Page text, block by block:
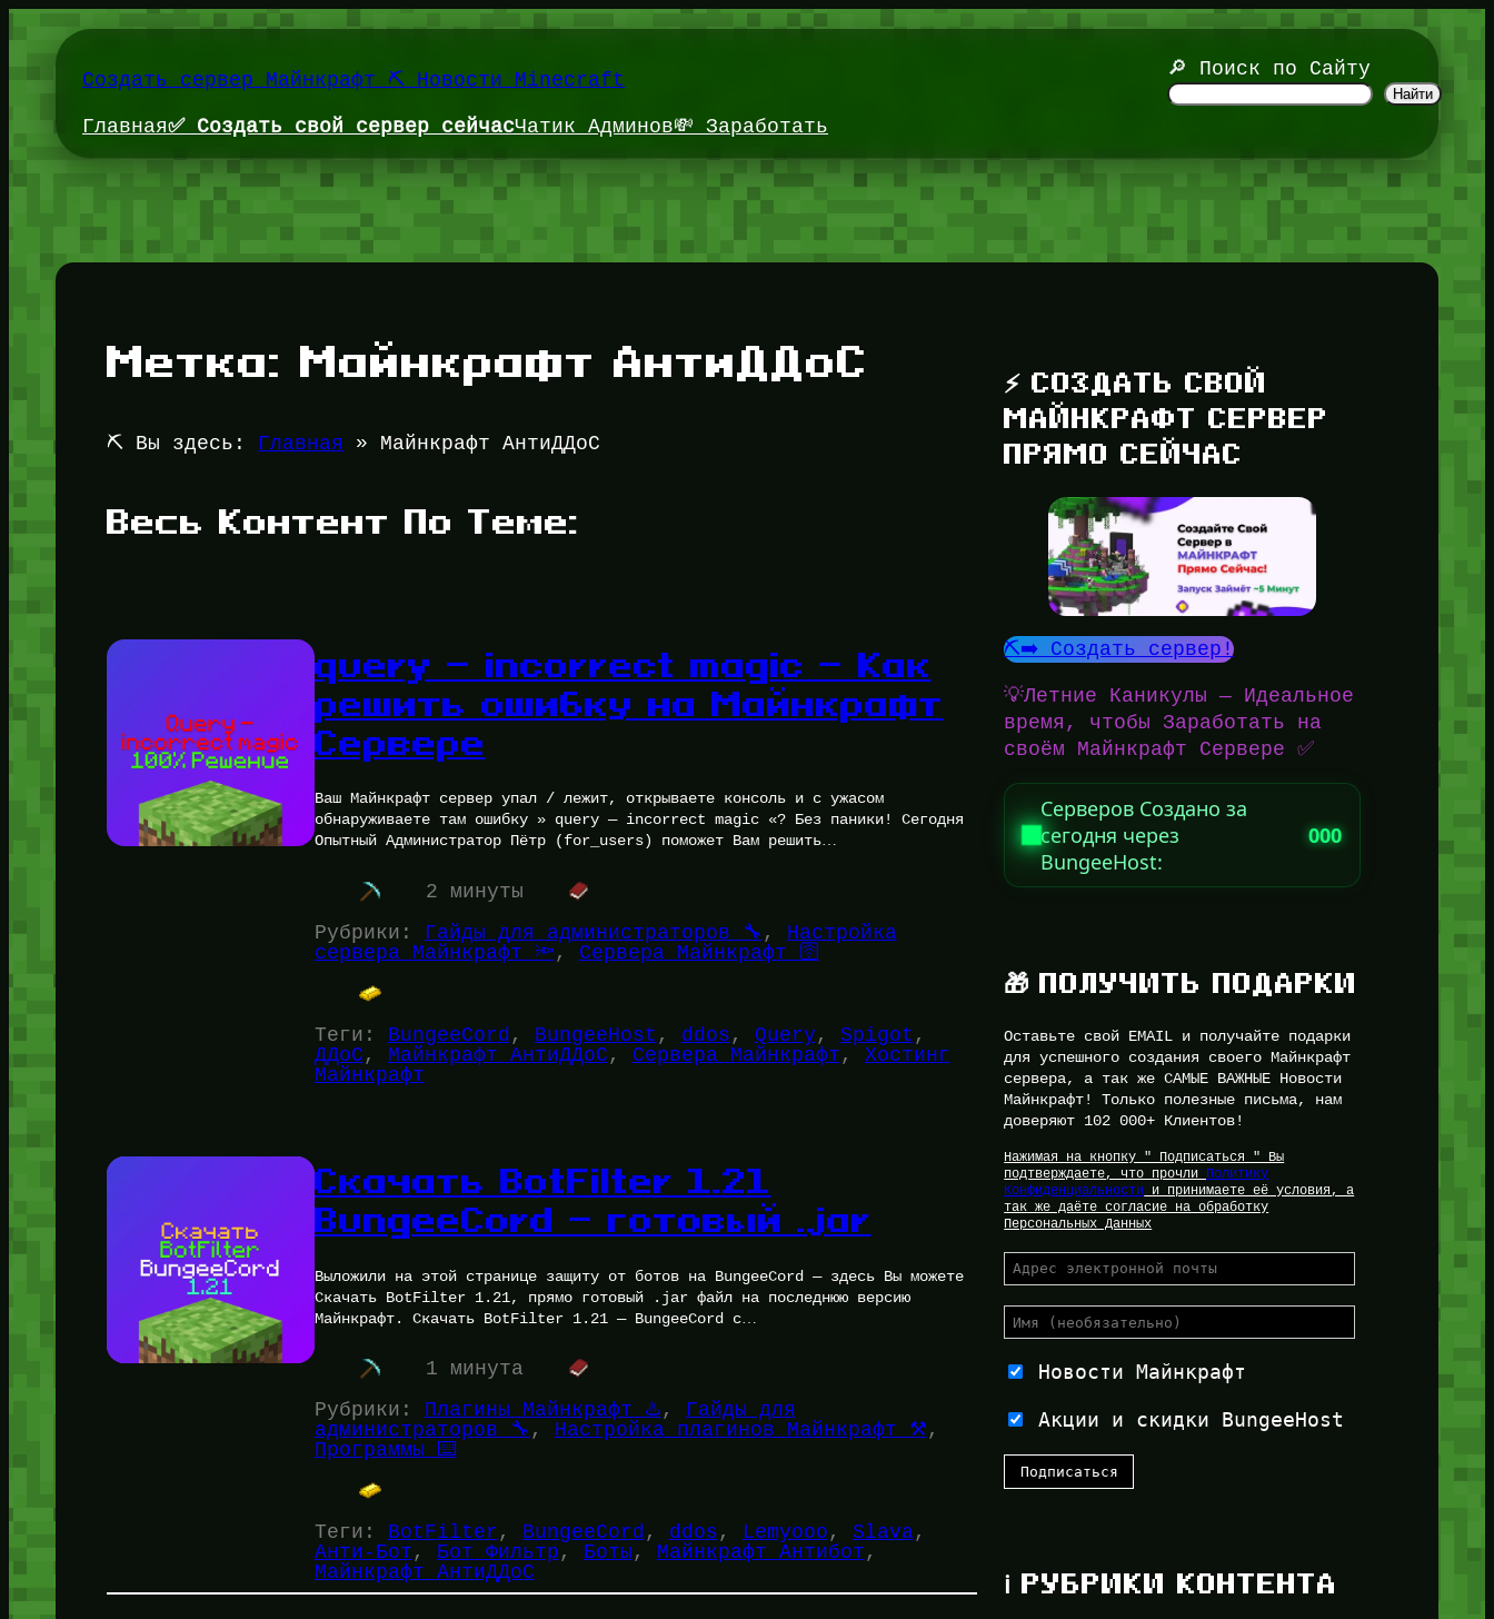
содержимомуСоздать сервер Майнкрафт ⛏️ Новости Minecraft
🔎 Поиск по Сайту
Найти
Главная✅ Создать свой сервер сейчасЧатик Админов💸 Заработать
Метка:Майнкрафт АнтиДДоС
⛏️ Вы здесь: Главная » Майнкрафт АнтиДДоС
Весь Контент По Теме:
query — incorrect magic — Как
решить ошибку на Майнкрафт
Сервере
Ваш Майнкрафт сервер упал / лежит, открываете консоль и с ужасом
обнаруживаете там ошибку » query — incorrect magic «? Без паники! Сегодня
Опытный Администратор Пётр (for_users) поможет Вам решить…
2 минуты
Рубрики:
Гайды для администраторов 🔧 , Настройка
сервера Майнкрафт 🔦 , Сервера Майнкрафт 🛜
Теги: BungeeCord , BungeeHost , ddos , Query , Spigot
ДДоС , Майнкрафт АнтиДДоС , Сервера Майнкрафт , Хостинг
Майнкрафт
Скачать BotFilter 1.21
BungeeCord — готовый .jar
Выложили на этой странице защиту от ботов на BungeeCord — здесь Вы можете
Скачать BotFilter 1.21, прямо готовый .jar файл на последнюю версию
Майнкрафт. Скачать BotFilter 1.21 — BungeeCord с…
1 минута
Рубрики: Плагины Майнкрафт ♨️ ,
Гайды для
администраторов 🔧 , Настройка плагинов Майнкрафт ⚒️
Программы ⌨️
Теги: BotFilter , BungeeCord , ddos , Lemyooo , Slava
Анти-Бот , Бот Фильтр , Боты , Майнкрафт Антибот
Майнкрафт АнтиДДоС
⚡ СОЗДАТЬ СВОЙ
МАЙНКРАФТ СЕРВЕР
ПРЯМО СЕЙЧАС
⛏️➡️ Создать сервер!
💡Летние Каникулы — Идеальное
время, чтобы Заработать на
своём Майнкрафт Сервере ✅
Серверов Создано за
сегодня через
BungeeHost:
000
🎁 ПОЛУЧИТЬ ПОДАРКИ
Оставьте свой EMAIL и получайте подарки
для успешного создания своего Майнкрафт
сервера, а так же САМЫЕ ВАЖНЫЕ Новости
Майнкрафт! Только полезные письма, нам
доверяют 102 000+ Клиентов!
Нажимая на кнопку " Подписаться " Вы
подтверждаете, что прочли Политику
Конфиденциальности и принимаете её условия, а
так же даёте согласие на обработку
Персональных Данных
Новости Майнкрафт
Акции и скидки BungeeHost
ℹ️ РУБРИКИ КОНТЕНТА